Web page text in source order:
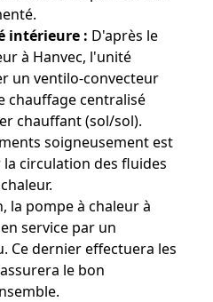
intérieure : D'après le
à Hanvec, l'unité
un ventilo-convecteur
chauffage centralisé
chauffant (sol/sol).
soigneusement est
circulation des fluides
la pompe à chaleur à
service par un
Ce dernier effectuera les
le bon